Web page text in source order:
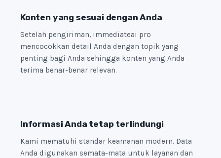
Konten yang sesuai dengan Anda
Setelah pengiriman, immediateai pro
mencocokkan detail Anda dengan topik yang
penting bagi Anda sehingga konten yang Anda
terima benar-benar relevan.
Informasi Anda tetap terlindungi
Kami mematuhi standar keamanan modern. Data
Anda digunakan semata-mata untuk layanan dan